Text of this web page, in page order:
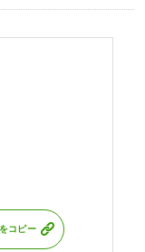
コピー